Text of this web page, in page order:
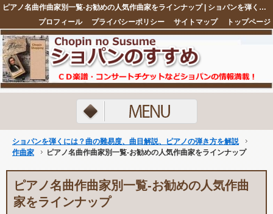
ピアノ名曲作曲家別一覧-お勧めの人気作曲家をラインナップ | ショパンを弾くには？曲の難易度、曲目解説、ピアノの弾き方を解説
トップページ
サイトマップ
プライバシーポリシー
プロフィール
注目ネタ5選
ショパンを弾くには？曲の難易度、曲目解説、ピアノの弾き方を解説
作曲家
ピアノ名曲作曲家別一覧-お勧めの人気作曲家をラインナップ
ピアノ名曲作曲家別一覧-お勧めの人気作曲
家をラインナップ